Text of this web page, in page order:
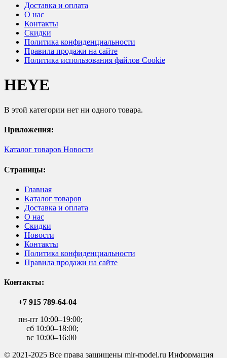
Доставка и оплата
О нас
Контакты
Скидки
Политика конфиденциальности
Правила продажи на сайте
Политика использования файлов Cookie
HEYE
В этой категории нет ни одного товара.
Приложения:
Каталог товаров Новости
Страницы:
Главная
Каталог товаров
Доставка и оплата
О нас
Скидки
Новости
Контакты
Политика конфиденциальности
Правила продажи на сайте
Контакты:
+7 915 789-64-04
пн-пт 10:00–19:00;
сб 10:00–18:00;
вс 10:00–16:00
© 2021-2025 Все права защищены mir-model.ru Информация